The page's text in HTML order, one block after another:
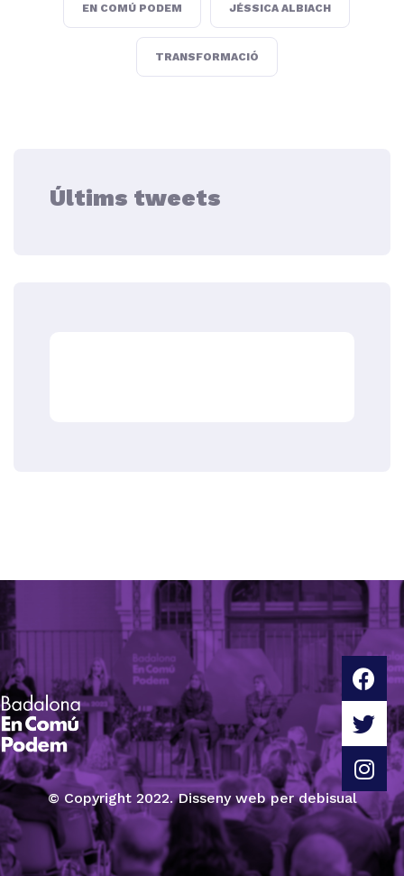
EN COMÚ PODEM JÉSSICA ALBIACH
TRANSFORMACIÓ
Últims tweets
© Copyright 2022. Disseny web per debisual